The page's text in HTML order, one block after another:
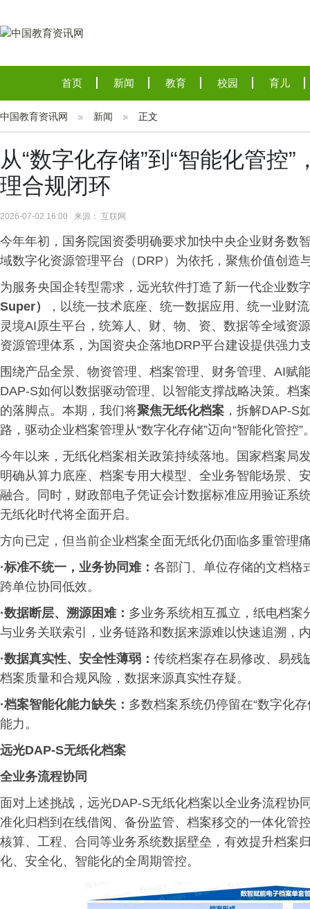
首页 新闻 教育 校园 育儿
中国教育资讯网 新闻 正文
从“数字化存储”到“智能化管控
理合规闭环
2026-07-02 16:00 来源： 互联网
今年年初，国务院国资委明确要求加快中央企业财务数
域数字化资源管理平台（DRP）为依托，聚焦价值创造
为服务央国企转型需求，远光软件打造了新一代企业数
Super）
，以统一技术底座、统一数据应用、统一业财
灵境AI原生平台，统筹人、财、物、资、数据等全域资
资源管理体系，为国资央企落地DRP平台建设提供强力
围绕产品全景、物资管理、档案管理、财务管理、AI赋
DAP-S如何以数据驱动管理、以智能支撑战略决策。档
的落脚点。本期，我们将聚焦无纸化档案 ，拆解DAP-S
路，驱动企业档案管理从“数字化存储”迈向“智能化管控”
今年以来，无纸化档案相关政策持续落地。国家档案局
明确从算力底座、档案专用大模型、全业务智能场景、
融合。同时，财政部电子凭证会计数据标准应用验证系
无纸化时代将全面开启。
方向已定，但当前企业档案全面无纸化仍面临多重管理
·标准不统一，业务协同难： 各部门、单位存储的文档格
跨单位协同低效。
·数据断层、溯源困难： 多业务系统相互孤立，纸电档案
与业务关联索引，业务链路和数据来源难以快速追溯，
·数据真实性、安全性薄弱： 传统档案存在易修改、易残
档案质量和合规风险，数据来源真实性存疑。
·档案智能化能力缺失： 多数档案系统仍停留在“数字化
能力。
远光DAP-S无纸化档案
全业务流程协同
面对上述挑战，远光DAP-S无纸化档案以全业务流程协
准化归档到在线借阅、备份监管、档案移交的一体化管
核算、工程、合同等业务系统数据壁垒，有效提升档案
化、安全化、智能化的全周期管控。